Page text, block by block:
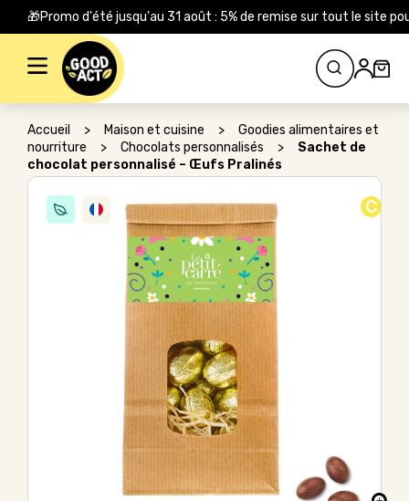
🎁Promo d'été jusqu'au 31 août : 5% de remise sur tout le site
Rechercher :
Accueil > Maison et cuisine >
Goodies alimentaires et
nourriture
> Chocolats personnalisés >
Sachet de
chocolat personnalisé – Œufs Pralinés
C